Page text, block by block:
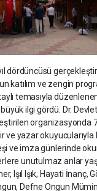
dördüncüsü
katılım ve zengin
temasıyla
ilgi gördü. Dr.
organizasyonda
ve yazar
ve imza günlerinde
unutulmaz anlar
Işıl Işık, Hayati İnanç,
Defne Ongun